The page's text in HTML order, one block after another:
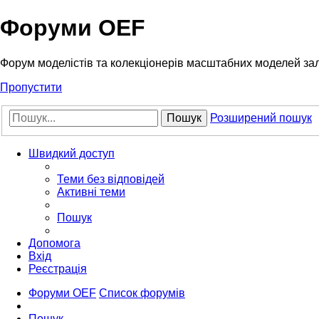
Форуми OEF
Форум моделістів та колекціонерів масштабних моделей
Пропустити
Пошук Розширений пошук
Швидкий доступ
Теми без відповідей
Активні теми
Пошук
Допомога
Вхід
Реєстрація
Форуми OEF Список форумів